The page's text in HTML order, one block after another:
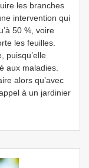
les branches
intervention qui
50 %, voire
les feuilles.
puisqu’elle
aux maladies.
alors qu’avec
à un jardinier